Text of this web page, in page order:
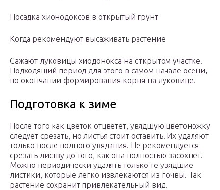
Посадка хионодоксов в открытый грунт
Когда рекомендуют высаживать растение
Сажают луковицы хиодонокса на открытом участке.
Подходящий период для этого в самом начале осени,
по окончании формирования корня на луковице.
Подготовка к зиме
После того как цветок отцветет, увядшую цветоножку
следует срезать, но листья стоит оставить. Их удаляют
только после полного увядания. Не рекомендуется
срезать листву до того, как она полностью засохнет.
Можно периодически удалять только те увядшие
листики, которые легко извлекаются из почвы. Так
растение сохранит привлекательный вид.